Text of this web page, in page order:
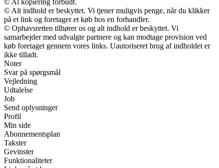
© Al kopiering forbudt.
© Alt indhold er beskyttet. Vi tjener muligvis penge, når du klikker
på et link og foretager et køb hos en forhandler.
© Ophavsretten tilhører os og alt indhold er beskyttet. Vi
samarbejder med udvalgte partnere og kan modtage provision ved
køb foretaget gennem vores links. Uautoriseret brug af indholdet er
ikke tilladt.
Noter
Svar på spørgsmål
Vejledning
Udtalelse
Job
Send oplysninger
Profil
Min side
Abonnementsplan
Takster
Gevinster
Funktionaliteter